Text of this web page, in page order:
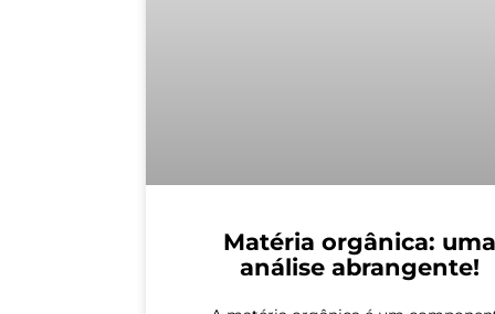
Matéria orgânica:
análise abrangente!